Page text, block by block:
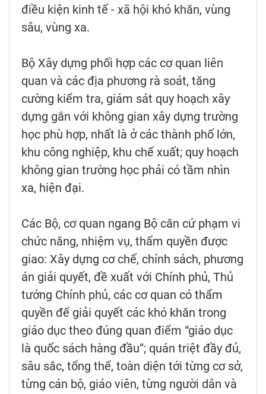
điều kiện kinh tế - xã hội khó khăn, vùng
sâu, vùng xa.
Bộ Xây dựng phối hợp các cơ quan liên
quan và các địa phương rà soát, tăng
cường kiểm tra, giám sát quy hoạch xây
dựng gắn với không gian xây dựng trường
học phù hợp, nhất là ở các thành phố lớn,
khu công nghiệp, khu chế xuất; quy hoạch
không gian trường học phải có tầm nhìn
xa, hiện đại.
Các Bộ, cơ quan ngang Bộ căn cứ phạm vi
chức năng, nhiệm vụ, thẩm quyền được
giao: Xây dựng cơ chế, chính sách, phương
án giải quyết, đề xuất với Chính phủ, Thủ
tướng Chính phủ, các cơ quan có thẩm
quyền để giải quyết các khó khăn trong
giáo dục theo đúng quan điểm “giáo dục
là quốc sách hàng đầu”; quán triệt đầy đủ,
sâu sắc, tổng thể, toàn diện tới từng cơ sở,
từng cán bộ, giáo viên, từng người dân và